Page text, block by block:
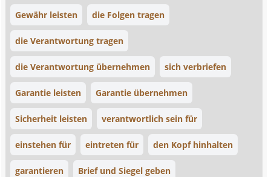
Gewähr leisten die Folgen tragen
die Verantwortung tragen
die Verantwortung übernehmen sich verbriefen
Garantie leisten Garantie übernehmen
Sicherheit leisten verantwortlich sein für
einstehen für eintreten für den Kopf hinhalten
garantieren Brief und Siegel geben